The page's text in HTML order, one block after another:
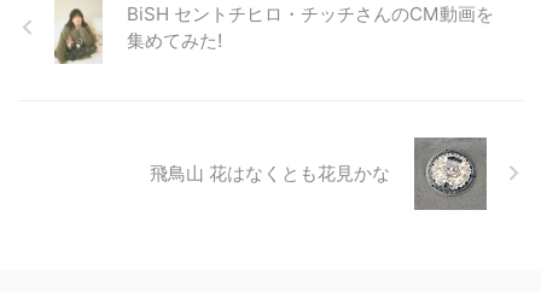
BiSH セントチヒロ・チッチさんのCM動画を
集めてみた!
飛鳥山 花はなくとも花見かな